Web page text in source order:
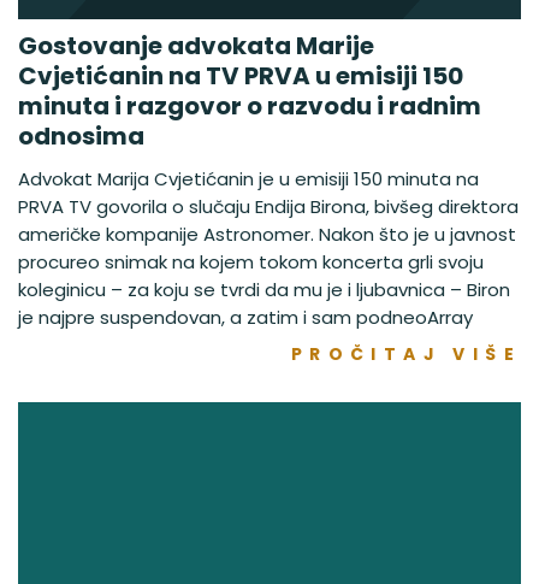
Gostovanje advokata Marije
Cvjetićanin na TV PRVA u emisiji 150
minuta i razgovor o razvodu i radnim
odnosima
Advokat Marija Cvjetićanin je u emisiji 150 minuta na
PRVA TV govorila o slučaju Endija Birona, bivšeg direktora
američke kompanije Astronomer. Nakon što je u javnost
procureo snimak na kojem tokom koncerta grli svoju
koleginicu – za koju se tvrdi da mu je i ljubavnica – Biron
je najpre suspendovan, a zatim i sam podneoArray
PROČITAJ VIŠE